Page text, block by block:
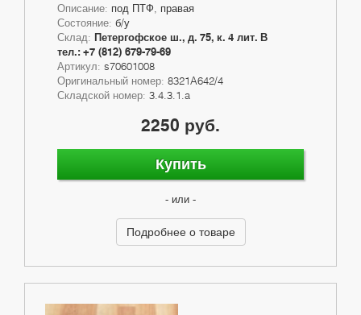
Описание: под ПТФ, правая
Состояние: б/у
Склад: Петергофское ш., д. 75, к. 4 лит. В
тел.: +7 (812) 679-79-69
Артикул: s70601008
Оригинальный номер: 8321A642/4
Складской номер: 3.4.3.1.a
2250 руб.
Купить
- или -
Подробнее о товаре